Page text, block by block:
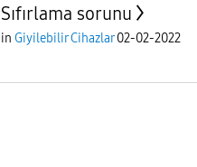
Sıfırlama sorunu
in Giyilebilir Cihazlar 02-02-2022